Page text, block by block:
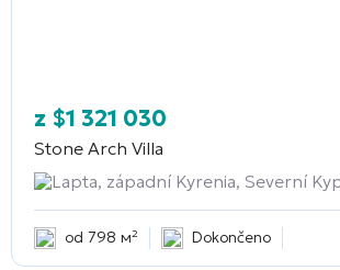
z $1 321 030
Stone Arch Villa
Lapta, západní Kyrenia, Severní
od 798 м² Dokončeno